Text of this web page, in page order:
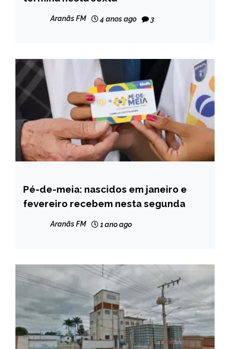
Aranãs FM 4 anos ago 3
BRASIL
NOTÍCIAS
Pé-de-meia: nascidos em janeiro e
fevereiro recebem nesta segunda
Aranãs FM 1 ano ago